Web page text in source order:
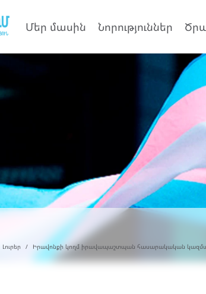
Մեր մասին Նորություններ
Լուրեր Իրավոնքի կողմ իրավապաշտպան հասարակական